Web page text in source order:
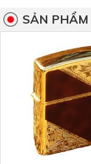
SẢN PHẨM